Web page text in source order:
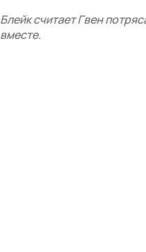
Блейк считает Гвен
вместе.